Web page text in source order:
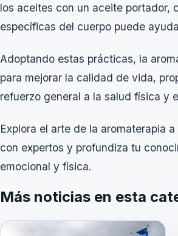
los aceites con un aceite portador,
específicas del cuerpo puede
Adoptando estas prácticas, la
para mejorar la calidad de vida,
refuerzo general a la salud física y
Explora el arte de la aromaterapia
con expertos y profundiza tu
emocional y física.
Más noticias en esta